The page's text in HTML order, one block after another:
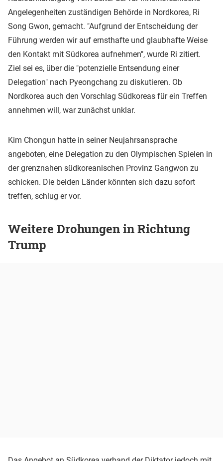
Angelegenheiten zuständigen Behörde in Nordkorea, Ri
Song Gwon, gemacht. "Aufgrund der Entscheidung der
Führung werden wir auf ernsthafte und glaubhafte Weise
den Kontakt mit Südkorea aufnehmen", wurde Ri zitiert.
Ziel sei es, über die "potenzielle Entsendung einer
Delegation" nach Pyeongchang zu diskutieren. Ob
Nordkorea auch den Vorschlag Südkoreas für ein Treffen
annehmen will, war zunächst unklar.
Kim Chongun hatte in seiner Neujahrsansprache
angeboten, eine Delegation zu den Olympischen Spielen in
der grenznahen südkoreanischen Provinz Gangwon zu
schicken. Die beiden Länder könnten sich dazu sofort
treffen, schlug er vor.
Weitere Drohungen in Richtung
Trump